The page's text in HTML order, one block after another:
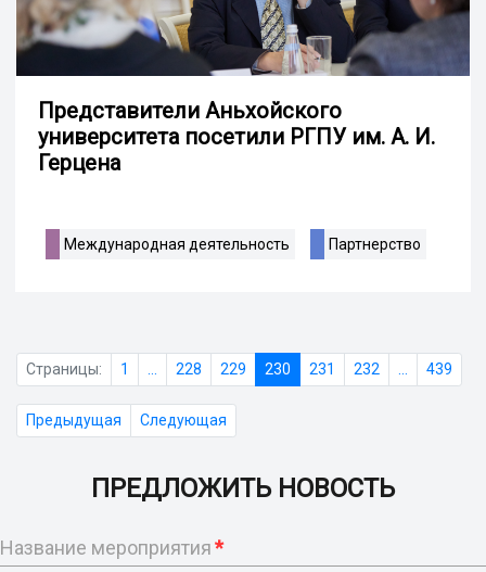
Представители Аньхойского
университета посетили РГПУ им. А. И.
Герцена
Международная деятельность Партнерство
Страницы: 1 228 229 230 231 232 439
Предыдущая Следующая
ПРЕДЛОЖИТЬ НОВОСТЬ
Название мероприятия*